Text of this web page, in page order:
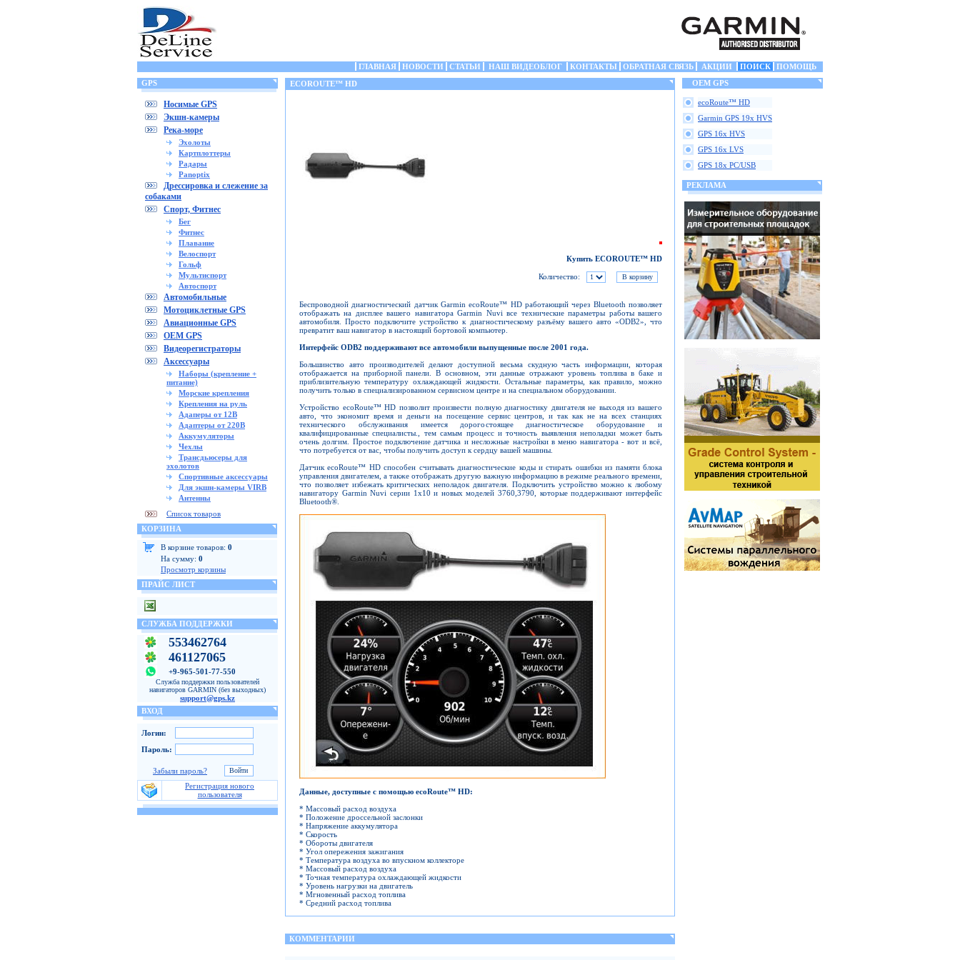
ГЛАВНАЯ НОВОСТИ СТАТЬИ НАШ ВИДЕОБЛОГ КОНТАКТЫ ОБРАТНАЯ СВЯЗЬ АКЦИИ ПОИСК
ПОМОЩЬ
GPS
Носимые GPS
Экшн-камеры
Река-море
Эхолоты
Картплоттеры
Радары
Panoptix
Дрессировка и слежение за
собаками
Спорт, Фитнес
Бег
Фитнес
Плавание
Велоспорт
Гольф
Мультиспорт
Автоспорт
Автомобильные
Мотоциклетные GPS
Авиационные GPS
OEM GPS
Видеорегистраторы
Аксессуары
Наборы (крепление +
питание)
Морские крепления
Крепления на руль
Адаперы от 12В
Адаптеры от 220В
Аккумуляторы
Чехлы
Трансдьюсеры для
эхолотов
Спортивные аксессуары
Для экшн-камеры VIRB
Антенны
Список товаров
КОРЗИНА
В корзине товаров: 0
На сумму: 0
Просмотр корзины
ПРАЙС ЛИСТ
СЛУЖБА ПОДДЕРЖКИ
553462764
461127065
+9-965-501-77-550
Служба поддержки пользователей
навигаторов GARMIN (без выходных)
support@gps.kz
ВХОД
Логин:
Пароль:
Забыли пароль?
Регистрация нового
пользователя
ECOROUTE™ HD
Купить ECOROUTE™ HD
Количество:
Беспроводной диагностический датчик Garmin ecoRoute™ HD работающий через Bluetooth позволяет
отображать на дисплее вашего навигатора Garmin Nuvi все технические параметры работы вашего
автомобиля. Просто подключите устройство к диагностическому разъёму вашего авто «ODB2», что
превратит ваш навигатор в настоящий бортовой компьютер.
Интерфейс ODB2 поддерживают все автомобили выпущенные после 2001 года.
Большинство авто производителей делают доступной весьма скудную часть информации, которая
отображается на приборной панели. В основном, эти данные отражают уровень топлива в баке и
приблизительную температуру охлаждающей жидкости. Остальные параметры, как правило, можно
получить только в специализированном сервисном центре и на специальном оборудовании.
Устройство ecoRoute™ HD позволит произвести полную диагностику двигателя не выходя из вашего
авто, что экономит время и деньги на посещение сервис центров, и так как не на всех станциях
технического обслуживания имеется дорогостоящее диагностическое оборудование и
квалифицированные специалисты., тем самым процесс и точность выявления неполадки может быть
очень долгим. Простое подключение датчика и несложные настройки в меню навигатора - вот и всё,
что потребуется от вас, чтобы получить доступ к сердцу вашей машины.
Датчик ecoRoute™ HD способен считывать диагностические коды и стирать ошибки из памяти блока
управления двигателем, а также отображать другую важную информацию в режиме реального времени,
что позволяет избежать критических неполадок двигателя. Подключить устройство можно к любому
навигатору Garmin Nuvi серии 1x10 и новых моделей 3760,3790, которые поддерживают интерфейс
Bluetooth®.
Данные, доступные с помощью ecoRoute™ HD:
* Массовый расход воздуха
* Положение дроссельной заслонки
* Напряжение аккумулятора
* Скорость
* Обороты двигателя
* Угол опережения зажигания
* Температура воздуха во впускном коллекторе
* Массовый расход воздуха
* Точная температура охлаждающей жидкости
* Уровень нагрузки на двигатель
* Мгновенный расход топлива
* Средний расход топлива
КОММЕНТАРИИ
OEM GPS
ecoRoute™ HD
Garmin GPS 19x HVS
GPS 16x HVS
GPS 16x LVS
GPS 18x PC/USB
РЕКЛАМА